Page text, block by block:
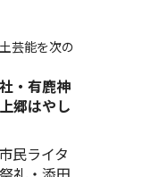
芸能を次の
・有鹿神
郷はやし
民ライタ